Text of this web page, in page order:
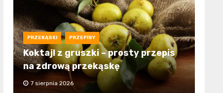
PRZEKĄSKI PRZEPISY
Koktajl z gruszki – prosty przepis
na zdrową przekąskę
7 sierpnia 2026